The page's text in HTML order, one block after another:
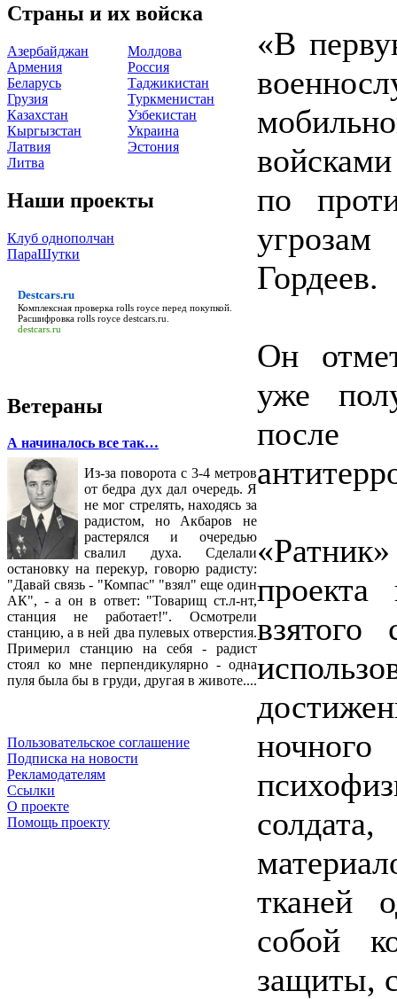
Страны и их войска
Азербайджан
Армения
Беларусь
Грузия
Казахстан
Кыргызстан
Латвия
Литва
Молдова
Россия
Таджикистан
Туркменистан
Узбекистан
Украина
Эстония
Наши проекты
Клуб однополчан
ПараШутки
Destcars.ru
Комплексная проверка rolls royce перед покупкой.
Расшифровка rolls royce destcars.ru
destcars.ru
Ветераны
А начиналось все так…
Из-за поворота с 3-4 метров
от бедра дух дал очередь. Я
не мог стрелять, находясь за
радистом, но Акбаров не
растерялся и очередью
свалил духа. Сделали
остановку на перекур, говорю радисту:
"Давай связь - "Компас" "взял" еще один
АК", - а он в ответ: "Товарищ ст.л-нт,
станция не работает!". Осмотрели
станцию, а в ней два пулевых отверстия.
Примерил станцию на себя - радист
стоял ко мне перпендикулярно - одна
пуля была бы в груди, другая в животе....
Пользовательское соглашение
Подписка на новости
Рекламодателям
Ссылки
О проекте
Помощь проекту
«В
по
Гордеев.
Он
уже
проекта
тканей
собой
защиты,